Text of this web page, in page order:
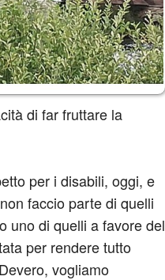
di far fruttare la
per i disabili, oggi, e
faccio parte di quelli
uno di quelli a favore del
per rendere tutto
vogliamo